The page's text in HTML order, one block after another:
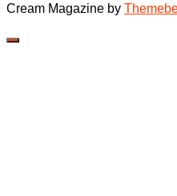
Cream Magazine by